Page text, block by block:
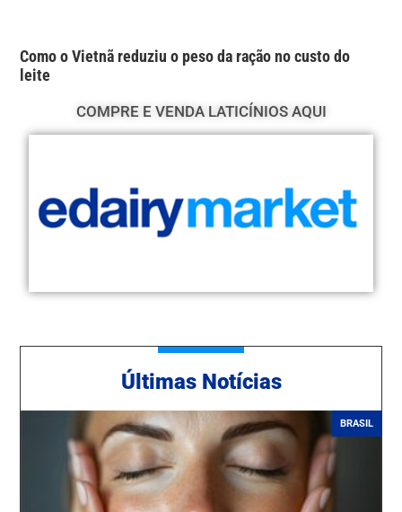
Como o Vietnã reduziu o peso da ração no custo do
leite
COMPRE E VENDA LATICÍNIOS AQUI
Ú ltimas Notícias
BRASIL